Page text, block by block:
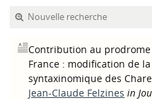
Nouvelle recherche
Contribution au
France : modification de
syntaxinomique des
Jean-Claude Felzines in